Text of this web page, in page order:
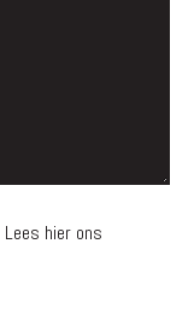
Lees hier ons